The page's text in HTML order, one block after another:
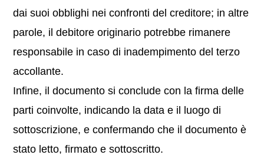
dai suoi obblighi nei confronti del creditore; in altre
parole, il debitore originario potrebbe rimanere
responsabile in caso di inadempimento del terzo
accollante.
Infine, il documento si conclude con la firma delle
parti coinvolte, indicando la data e il luogo di
sottoscrizione, e confermando che il documento è
stato letto, firmato e sottoscritto.